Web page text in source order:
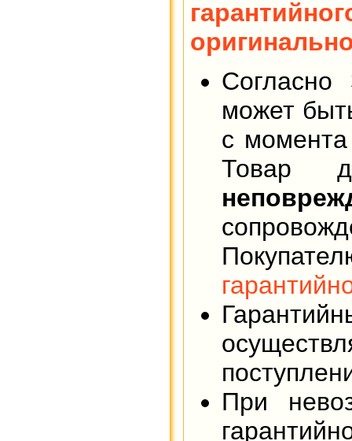
может
с момента
Товар
При